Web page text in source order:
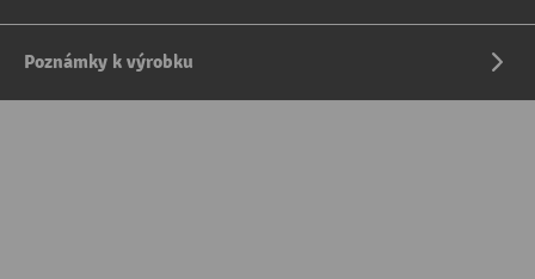
Poznámky k výrobku